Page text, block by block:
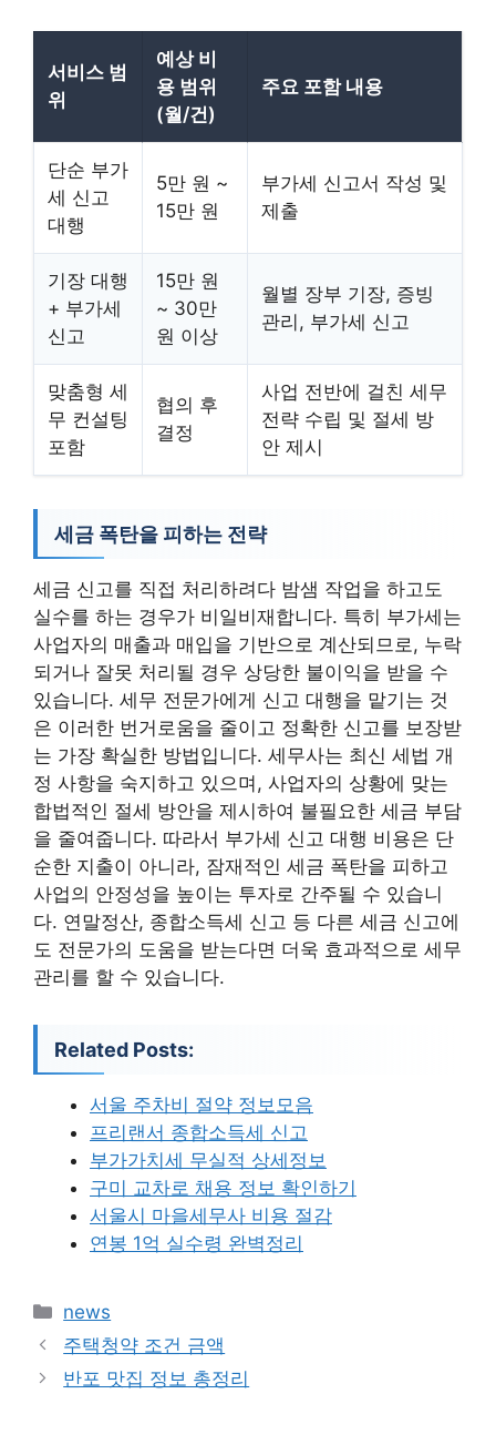
서비스 범
위
예상 비
용 범위
(월/건)
주요 포함 내용
단순 부가
세 신고
대행
5만 원 ~
15만 원
부가세 신고서 작성 및
제출
기장 대행
+ 부가세
신고
15만 원
~ 30만
원 이상
월별 장부 기장, 증빙
관리, 부가세 신고
맞춤형 세
무 컨설팅
포함
협의 후
결정
사업 전반에 걸친 세무
전략 수립 및 절세 방
안 제시
세금 폭탄을 피하는 전략
세금 신고를 직접 처리하려다 밤샘 작업을 하고도
실수를 하는 경우가 비일비재합니다. 특히 부가세는
사업자의 매출과 매입을 기반으로 계산되므로, 누락
되거나 잘못 처리될 경우 상당한 불이익을 받을 수
있습니다. 세무 전문가에게 신고 대행을 맡기는 것
은 이러한 번거로움을 줄이고 정확한 신고를 보장받
는 가장 확실한 방법입니다. 세무사는 최신 세법 개
정 사항을 숙지하고 있으며, 사업자의 상황에 맞는
합법적인 절세 방안을 제시하여 불필요한 세금 부담
을 줄여줍니다. 따라서 부가세 신고 대행 비용은 단
순한 지출이 아니라, 잠재적인 세금 폭탄을 피하고
사업의 안정성을 높이는 투자로 간주될 수 있습니
다. 연말정산, 종합소득세 신고 등 다른 세금 신고에
도 전문가의 도움을 받는다면 더욱 효과적으로 세무
관리를 할 수 있습니다.
Related Posts:
서울 주차비 절약 정보모음
프리랜서 종합소득세 신고
부가가치세 무실적 상세정보
구미 교차로 채용 정보 확인하기
서울시 마을세무사 비용 절감
연봉 1억 실수령 완벽정리
카
테
고
리
news
주택청약 조건 금액
반포 맛집 정보 총정리